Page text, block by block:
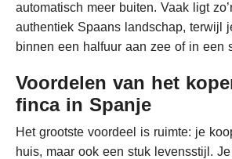
automatisch meer buiten. Vaak ligt
authentiek Spaans landschap, terwijl
binnen een halfuur aan zee of in een
Voordelen van het
finca in Spanje
Het grootste voordeel is ruimte: je
huis, maar ook een stuk levensstijl.